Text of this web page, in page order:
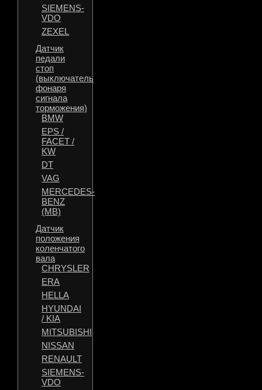
SIEMENS-
VDO
ZEXEL
Датчик
педали
стоп
(выключатель
фонаря
сигнала
торможения)
BMW
EPS /
FACET /
KW
DT
VAG
MERCEDES-
BENZ
(MB)
Датчик
положения
коленчатого
вала
CHRYSLER
ERA
HELLA
HYUNDAI
/ KIA
MITSUBISHI
NISSAN
RENAULT
SIEMENS-
VDO